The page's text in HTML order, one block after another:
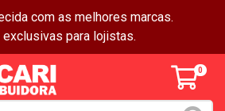
com as melhores marcas.
exclusivas para lojistas.
0